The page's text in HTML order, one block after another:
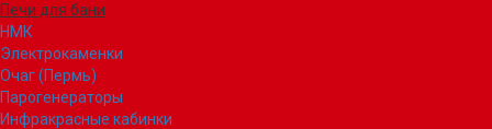
Печи для бани
НМК
Электрокаменки
Очаг (Пермь)
Парогенераторы
Инфракрасные кабинки